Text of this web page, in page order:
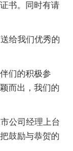
书。同时有请
给我们优秀的
们的积极参
而出，我们的
公司经理上台
鼓励与恭贺的